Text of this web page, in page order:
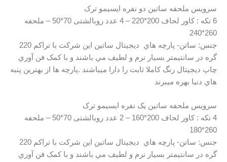
سرویس ملحفه ساتین دو نفره ایسیمو ترک
6 تکه : کاور لحاف 200*220 – 4 عدد روبالشتی 70*50 – ملحفه
260*240
جنس: ساتن- پارچه هاي ديجيتال ساتين اين شرکت با تراکم 220
گره در سانتيمتر بسيار نرم و لطيف مي باشند و با کمک فن آوري
چاپ ديجيتال رنگ کاملا ثابت را دارا ميباشند .پارچه ها از بهترين پنبه
هاي دنيا بهره ميبرند
سرویس ملحفه ساتین یک نفره ایسیمو ترک
4 تکه : کاور لحاف 200*160 – 2 عدد روبالشتی 70*50 – ملحفه
260*180
جنس: ساتن- پارچه هاي ديجيتال ساتين اين شرکت با تراکم 220
گره در سانتيمتر بسيار نرم و لطيف مي باشند و با کمک فن آوري